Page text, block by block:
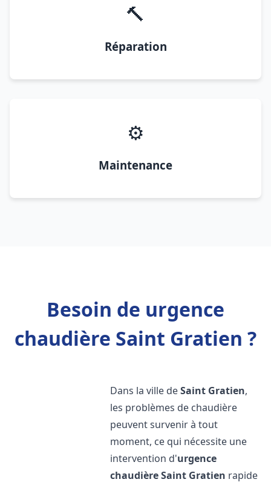
🔨
Réparation
⚙️
Maintenance
Besoin de urgence
chaudière Saint Gratien ?
Dans la ville deSaint Gratien,
les problèmes de chaudière
peuvent survenir à tout
moment, ce qui nécessite une
intervention d'urgence
chaudièreSaint Gratien rapide